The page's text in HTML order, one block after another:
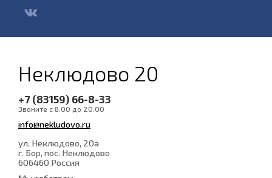
Неклюдово 20
+7 (83159) 66-8-33
Звоните с 8:00 до 20:00
info@nekludovo.ru
ул. Неклюдово, 20а
г. Бор, пос. Неклюдово
606460 Россия